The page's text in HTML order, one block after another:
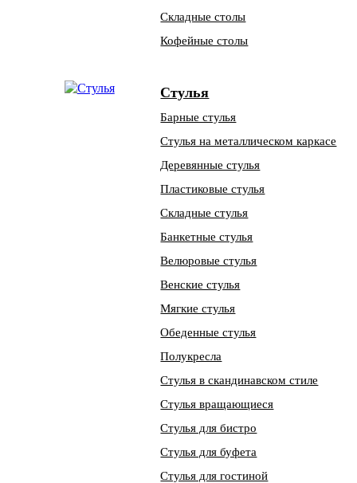
Складные столы
Кофейные столы
Стулья
Барные стулья
Стулья на металлическом каркасе
Деревянные стулья
Пластиковые стулья
Складные стулья
Банкетные стулья
Велюровые стулья
Венские стулья
Мягкие стулья
Обеденные стулья
Полукресла
Стулья в скандинавском стиле
Стулья вращающиеся
Стулья для бистро
Стулья для буфета
Стулья для гостиной